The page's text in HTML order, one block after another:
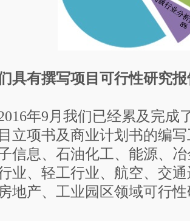
具有撰写项目可行性研究
年9月我们已经累及完成
立项书及商业计划书的编
信息、石油化工、能源、
业、轻工行业、航空、交
地产、工业园区领域可行